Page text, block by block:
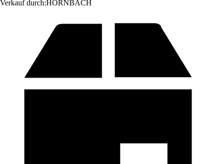
Verkauf durch:HORNBACH